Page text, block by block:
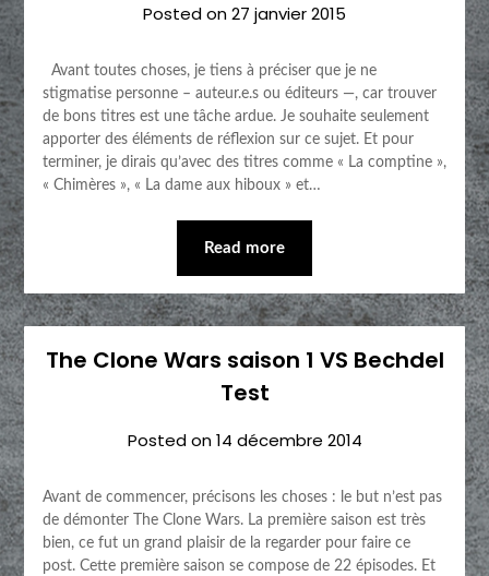
Posted on27 janvier 2015
Avant toutes choses, je tiens à préciser que je ne
stigmatise personne – auteur.e.s ou éditeurs —, car trouver
de bons titres est une tâche ardue. Je souhaite seulement
apporter des éléments de réflexion sur ce sujet. Et pour
terminer, je dirais qu’avec des titres comme « La comptine »,
« Chimères », « La dame aux hiboux » et…
Read more
The Clone Wars saison 1 VS Bechdel
Test
Posted on14 décembre 2014
Avant de commencer, précisons les choses : le but n’est pas
de démonter The Clone Wars. La première saison est très
bien, ce fut un grand plaisir de la regarder pour faire ce
post. Cette première saison se compose de 22 épisodes. Et